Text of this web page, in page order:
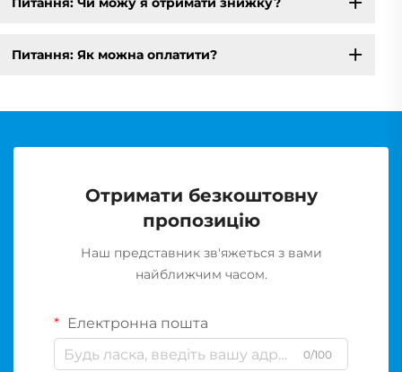
Питання: Як можна оплатити?
Отримати безкоштовну
пропозицію
Наш представник зв'яжеться з вами
найближчим часом.
Електронна пошта
0/100